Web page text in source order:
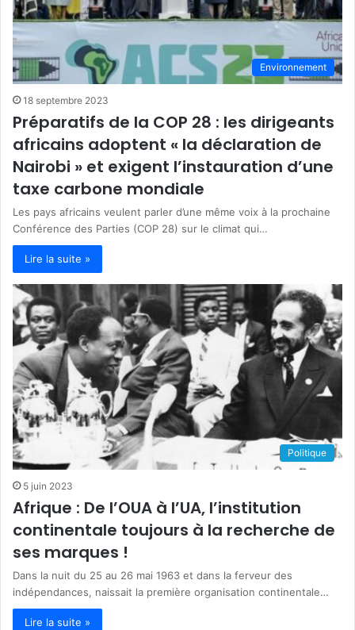
Environnement
18 septembre 2023
Préparatifs de la COP 28 : les dirigeants
africains adoptent « la déclaration de
Nairobi » et exigent l’instauration d’une
taxe carbone mondiale
Les pays africains veulent parler d’une même voix à la prochaine
Conférence des Parties (COP 28) sur le climat qui…
Lire la suite »
Politique
5 juin 2023
Afrique : De l’OUA à l’UA, l’institution
continentale toujours à la recherche de
ses marques !
Dans la nuit du 25 au 26 mai 1963 et dans la ferveur des
indépendances, naissait la première organisation continentale…
Lire la suite »